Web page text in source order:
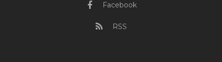
Facebook
RSS